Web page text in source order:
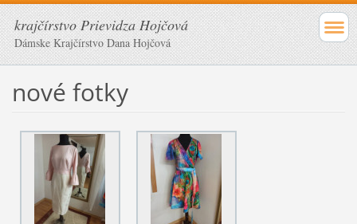
krajčírstvo Prievidza Hojčová
Dámske Krajčírstvo Dana Hojčová
nové fotky